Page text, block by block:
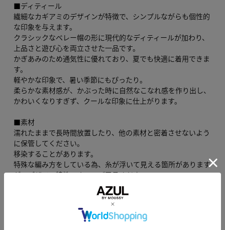
■ディティール
繊細なカギアミのデザインが特徴で、シンプルながらも個性的
な印象を与えます。
クラシックなベレー帽の形に現代的なディティールが加わり、
上品さと遊び心を両立させた一品です。
かぎあみのため通気性に優れており、夏でも快適に着用できま
す。
軽やかな印象で、暑い季節にもぴったり。
柔らかな素材感が、かぶった時に自然なこなれ感を作り出し、
かわいくなりすぎず、クールな印象に仕上がります。
■素材
濡れたままで長時間放置したり、他の素材と密着させないよう
に保管してください。
移染することがあります。
特殊な編み方をしている為、糸が浮いて見える箇所があります
が、デザイン特性ですのでご了承ください。
大きな編み目のデザインですので、ひっかけに注意ください。
※画像の商品はサンプルです。実際の商品と仕様、加工が若干
もっと見る